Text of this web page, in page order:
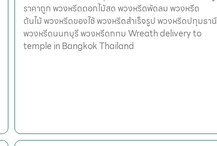
ราคาถูก พวงหรีดดอกไม้สด พวงหรีดพัดลม พวงหรีด
ต้นไม้ พวงหรีดของใช้ พวงหรีดสำเร็จรูป พวงหรีดปทุมธานี
พวงหรีดนนทบุรี พวงหรีดกทม Wreath delivery to
temple in Bangkok Thailand